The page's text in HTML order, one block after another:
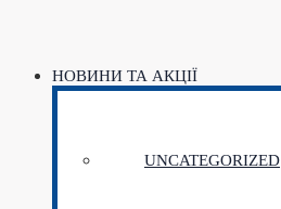
НОВИНИ ТА АКЦІЇ
UNCATEGORIZED